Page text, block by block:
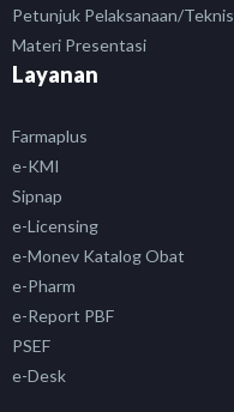
Petunjuk Pelaksanaan/Teknis
Materi Presentasi
Layanan
Farmaplus
e-KMI
Sipnap
e-Licensing
e-Monev Katalog Obat
e-Pharm
e-Report PBF
PSEF
e-Desk